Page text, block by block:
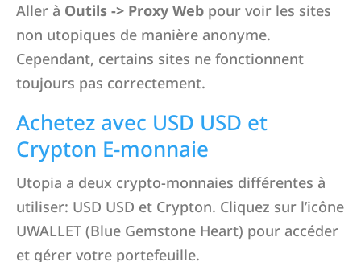
Aller à Outils -> Proxy Web pour voir les sites
non utopiques de manière anonyme.
Cependant, certains sites ne fonctionnent
toujours pas correctement.
Achetez avec USD USD et
Crypton E-monnaie
Utopia a deux crypto-monnaies différentes à
utiliser: USD USD et Crypton. Cliquez sur l’icône
UWALLET (Blue Gemstone Heart) pour accéder
et gérer votre portefeuille.